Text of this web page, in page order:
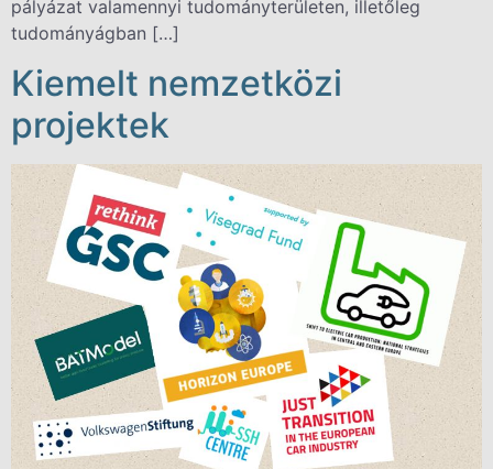
pályázat valamennyi tudományterületen, illetőleg
tudományágban […]
Kiemelt nemzetközi
projektek